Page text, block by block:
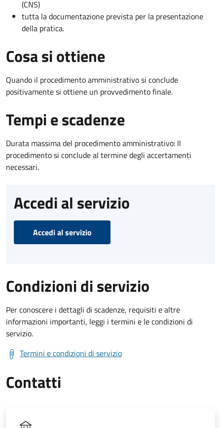
(CNS)
tutta la documentazione prevista per la presentazione
della pratica.
Cosa si ottiene
Quando il procedimento amministrativo si conclude
positivamente si ottiene un provvedimento finale.
Tempi e scadenze
Durata massima del procedimento amministrativo: Il
procedimento si conclude al termine degli accertamenti
necessari.
Accedi al servizio
Accedi al servizio
Condizioni di servizio
Per conoscere i dettagli di scadenze, requisiti e altre
informazioni importanti, leggi i termini e le condizioni di
servizio.
Termini e condizioni di servizio
Contatti